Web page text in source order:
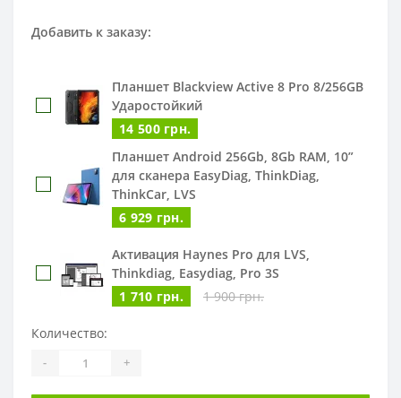
Добавить к заказу:
Планшет Blackview Active 8 Pro 8/256GB
Ударостойкий
14 500 грн.
Планшет Android 256Gb, 8Gb RAM, 10”
для сканера EasyDiag, ThinkDiag,
ThinkCar, LVS
6 929 грн.
Активация Haynes Pro для LVS,
Thinkdiag, Easydiag, Pro 3S
1 710 грн.
1 900 грн.
Количество:
- +